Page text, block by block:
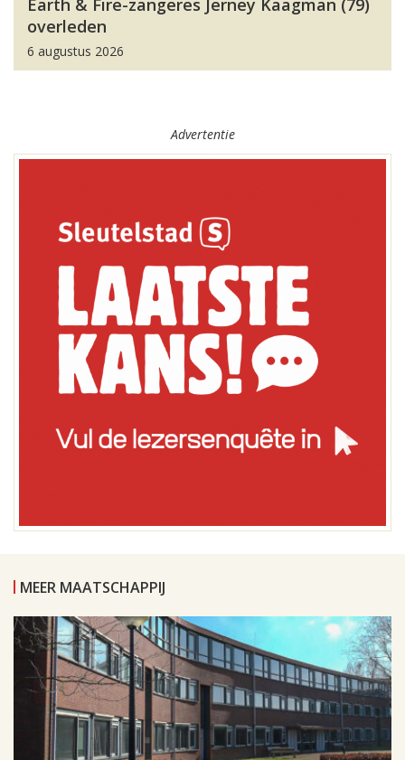
Earth & Fire-zangeres Jerney Kaagman (79)
overleden
6 augustus 2026
Advertentie
MEER MAATSCHAPPIJ